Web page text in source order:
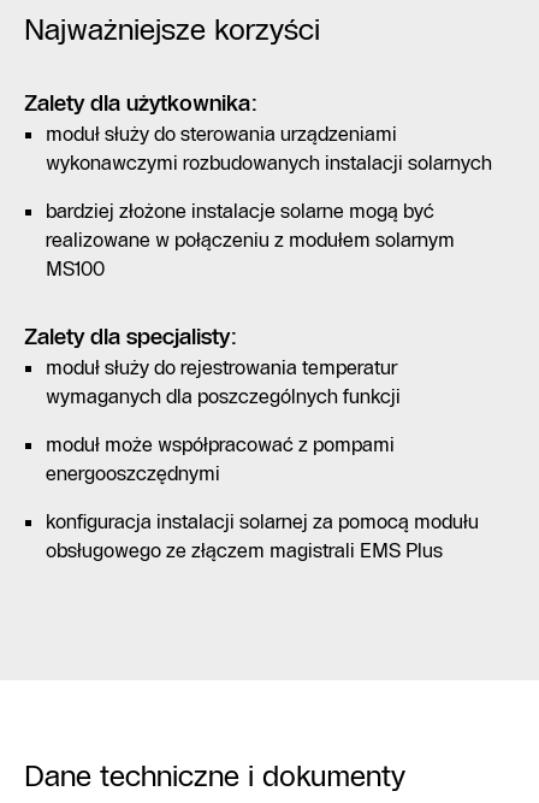
Najważniejsze korzyści
Zalety dla użytkownika:
moduł służy do sterowania urządzeniami
wykonawczymi rozbudowanych instalacji solarnych
bardziej złożone instalacje solarne mogą być
realizowane w połączeniu z modułem solarnym
MS100
Zalety dla specjalisty:
moduł służy do rejestrowania temperatur
wymaganych dla poszczególnych funkcji
moduł może współpracować z pompami
energooszczędnymi
konfiguracja instalacji solarnej za pomocą modułu
obsługowego ze złączem magistrali EMS Plus
Dane techniczne i dokumenty